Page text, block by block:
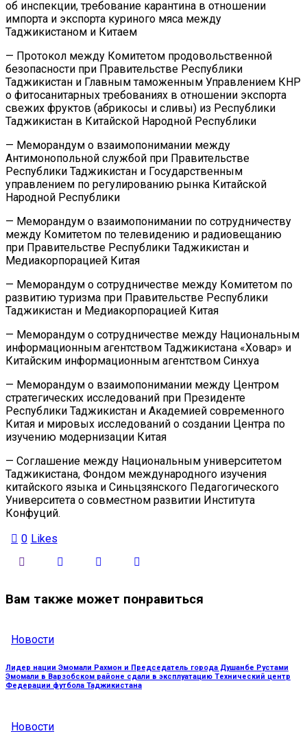
об инспекции, требование карантина в отношении
импорта и экспорта куриного мяса между
Таджикистаном и Китаем
— Протокол между Комитетом продовольственной
безопасности при Правительстве Республики
Таджикистан и Главным таможенным Управлением КНР
о фитосанитарных требованиях в отношении экспорта
свежих фруктов (абрикосы и сливы) из Республики
Таджикистан в Китайской Народной Республики
— Меморандум о взаимопонимании между
Антимонопольной службой при Правительстве
Республики Таджикистан и Государственным
управлением по регулированию рынка Китайской
Народной Республики
— Меморандум о взаимопонимании по сотрудничеству
между Комитетом по телевидению и радиовещанию
при Правительстве Республики Таджикистан и
Медиакорпорацией Китая
— Меморандум о сотрудничестве между Комитетом по
развитию туризма при Правительстве Республики
Таджикистан и Медиакорпорацией Китая
— Меморандум о сотрудничестве между Национальным
информационным агентством Таджикистана «Ховар» и
Китайским информационным агентством Синхуа
— Меморандум о взаимопонимании между Центром
стратегических исследований при Президенте
Республики Таджикистан и Академией современного
Китая и мировых исследований о создании Центра по
изучению модернизации Китая
— Соглашение между Национальным университетом
Таджикистана, Фондом международного изучения
китайского языка и Синьцзянского Педагогического
Университета о совместном развитии Института
Конфуций.
0 Likes
Вам также может понравиться
Новости
Лидер нации Эмомали Рахмон и Председатель города Душанбе Рустами
Эмомали в Варзобском районе сдали в эксплуатацию Технический центр
Федерации футбола Таджикистана
Новости